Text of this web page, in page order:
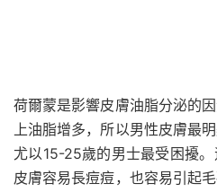
荷爾蒙是影響皮膚油脂分泌的
上油脂增多，所以男性皮膚最
尤以15-25歲的男士最受困擾。
皮膚容易長痘痘，也容易引起